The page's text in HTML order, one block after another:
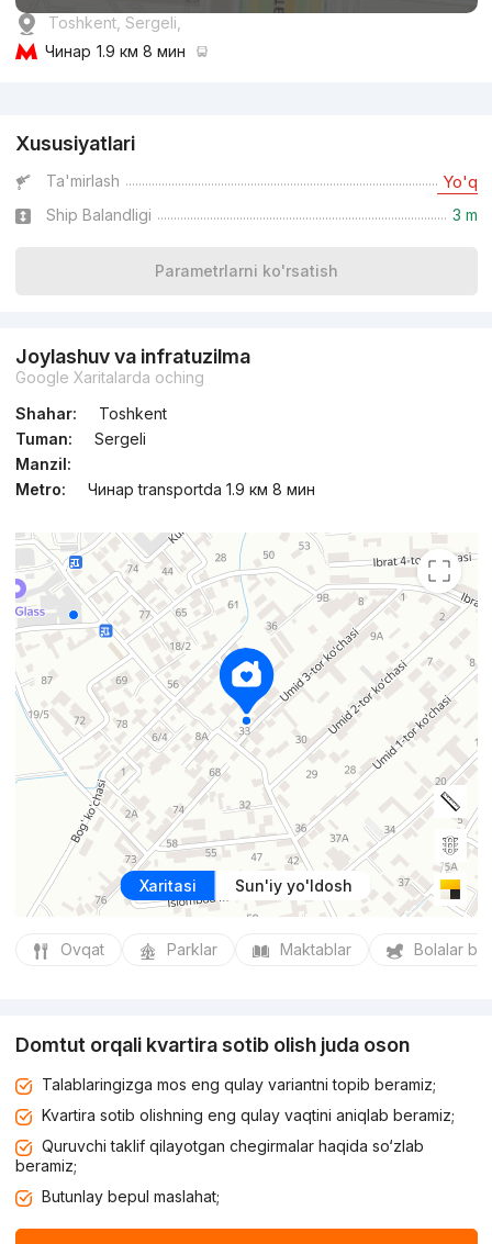
Toshkent, Sergeli,
Чинар 1.9 км 8 мин
Xususiyatlari
Ta'mirlash Yo'q
Ship Balandligi 3 m
Parametrlarni ko'rsatish
Joylashuv va infratuzilma
Google Xaritalarda oching
Shahar:
Toshkent
Tuman:
Sergeli
Manzil:
Metro:
Чинар transportda 1.9 км 8 мин
Xaritasi Sun'iy yo'ldosh
Ovqat Parklar Maktablar Bolalar
Domtut orqali kvartira sotib olish juda oson
Talablaringizga mos eng qulay variantni topib beramiz;
Kvartira sotib olishning eng qulay vaqtini aniqlab beramiz;
Quruvchi taklif qilayotgan chegirmalar haqida so‘zlab
beramiz;
Butunlay bepul maslahat;